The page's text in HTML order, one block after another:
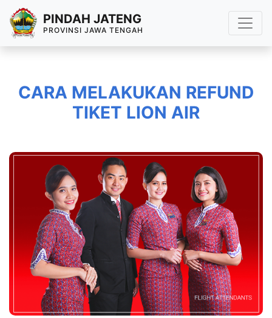
PINDAH JATENG
PROVINSI JAWA TENGAH
CARA MELAKUKAN REFUND
TIKET LION AIR